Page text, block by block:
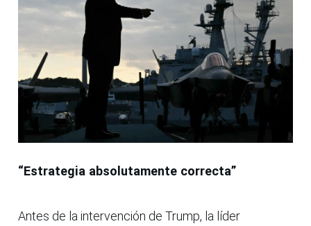
“Estrategia absolutamente correcta”
Antes de la intervención de Trump, la líder